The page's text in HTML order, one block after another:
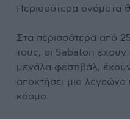
Περισσότερα ονόματα
Στα περισσότερα από
τους, οι Sabaton έχουν
μεγάλα φεστιβάλ,
αποκτήσει μια
κόσμο.